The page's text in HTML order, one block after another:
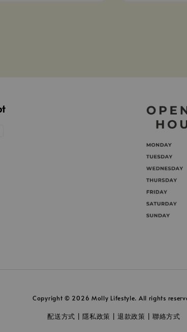
Copyright © 2026 Molly Lifestyle. All rights
配送方式 |隱私政策 |退款政策 | 聯絡方式